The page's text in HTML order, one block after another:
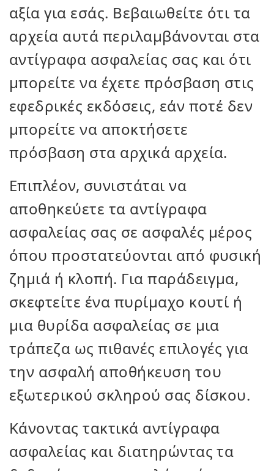
αξία για εσάς. Βεβαιωθείτε ότι τα
αρχεία αυτά περιλαμβάνονται στα
αντίγραφα ασφαλείας σας και ότι
μπορείτε να έχετε πρόσβαση στις
εφεδρικές εκδόσεις, εάν ποτέ δεν
μπορείτε να αποκτήσετε
πρόσβαση στα αρχικά αρχεία.
Επιπλέον, συνιστάται να
αποθηκεύετε τα αντίγραφα
ασφαλείας σας σε ασφαλές μέρος
όπου προστατεύονται από φυσική
ζημιά ή κλοπή. Για παράδειγμα,
σκεφτείτε ένα πυρίμαχο κουτί ή
μια θυρίδα ασφαλείας σε μια
τράπεζα ως πιθανές επιλογές για
την ασφαλή αποθήκευση του
εξωτερικού σκληρού σας δίσκου.
Κάνοντας τακτικά αντίγραφα
ασφαλείας και διατηρώντας τα